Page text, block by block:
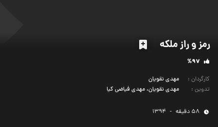
رمز و راز ملکه
%97
کارگردان :
مهدی نقویان
تدوین : مهدی نقویان، مهدی فیاضی کیا
58 دقیقه -
1394